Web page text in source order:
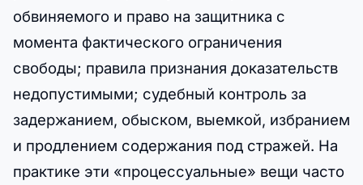
обвиняемого и право на защитника с
момента фактического ограничения
свободы; правила признания доказательств
недопустимыми; судебный контроль за
задержанием, обыском, выемкой, избранием
и продлением содержания под стражей. На
практике эти «процессуальные» вещи часто